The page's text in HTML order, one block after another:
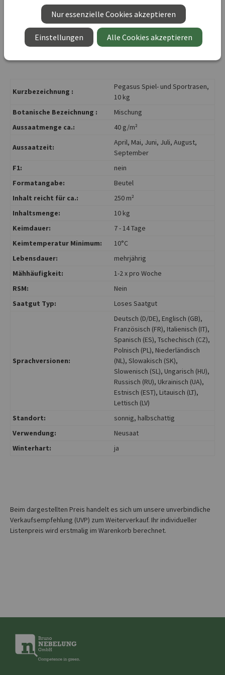
Ideal für alle Freizeitaktivitäten, zeichnet sich dieser Rasen
durch seine Robustheit und Langlebigkeit aus. Bestellen Sie
jetzt und verwandeln Sie Ihre Grünfläche in einen vielseitig
nutzbaren Spiel- und Sportplatz!
Kurzbezeichnung :
Pegasus Spiel- und Sportrasen,
10 kg
Botanische Bezeichnung :
Mischung
Aussaatmenge ca.:
40 g/m²
Aussaatzeit:
April, Mai, Juni, Juli, August,
September
F1:
nein
Formatangabe:
Beutel
Inhalt reicht für ca.:
250 m²
Inhaltsmenge:
10 kg
Keimdauer:
7 - 14 Tage
Keimtemperatur Minimum:
10°C
Lebensdauer:
mehrjährig
Mähhäufigkeit:
1-2 x pro Woche
RSM:
Nein
Saatgut Typ:
Loses Saatgut
Sprachversionen:
Deutsch (D/DE), Englisch (GB),
Französisch (FR), Italienisch (IT),
Spanisch (ES), Tschechisch (CZ),
Polnisch (PL), Niederländisch
(NL), Slowakisch (SK),
Slowenisch (SL), Ungarisch (HU),
Russisch (RU), Ukrainisch (UA),
Estnisch (EST), Litauisch (LT),
Lettisch (LV)
Standort:
sonnig, halbschattig
Verwendung:
Neusaat
Winterhart:
ja
Beim dargestellten Preis handelt es sich um unsere unverbindliche
Verkaufsempfehlung (UVP) zum Weiterverkauf. Ihr individueller
Listenpreis wird erstmalig im Warenkorb berechnet.
Nur essenzielle Cookies akzeptieren
Einstellungen Alle Cookies akzeptieren